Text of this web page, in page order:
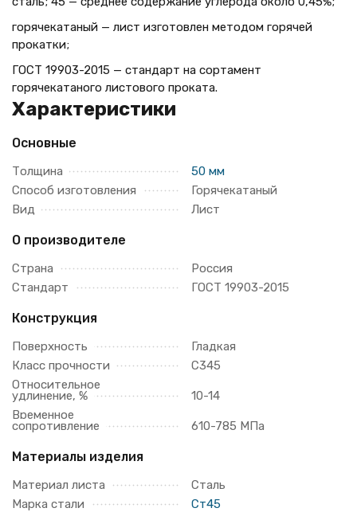
горячекатаный — лист изготовлен методом горячей
прокатки;
ГОСТ 19903-2015 — стандарт на сортамент
горячекатаного листового проката.
Характеристики
Основные
Толщина
50 мм
Способ изготовления
Горячекатаный
Вид
Лист
О производителе
Страна
Россия
Стандарт
ГОСТ 19903-2015
Конструкция
Поверхность
Гладкая
Класс прочности
С345
Относительное
удлинение, %
10-14
Временное
сопротивление 610-785 МПа
Материалы изделия
Материал листа
Сталь
Марка стали
Ст45